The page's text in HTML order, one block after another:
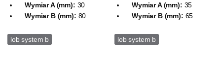
Wymiar A (mm): 30
Wymiar B (mm): 80
lob system b
Wymiar A (mm): 35
Wymiar B (mm): 65
lob system b